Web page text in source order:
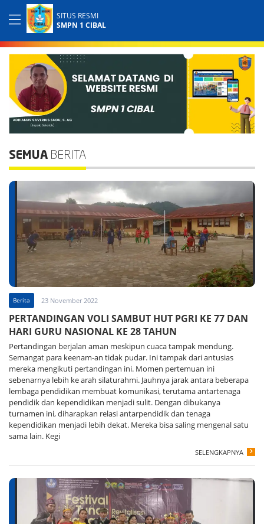
SITUS RESMI
SMPN 1 CIBAL
SEMUA BERITA
Berita 23 November 2022
PERTANDINGAN VOLI SAMBUT HUT PGRI KE 77 DAN
HARI GURU NASIONAL KE 28 TAHUN
Pertandingan berjalan aman meskipun cuaca tampak mendung.
Semangat para keenam-an tidak pudar. Ini tampak dari antusias
mereka mengikuti pertandingan ini. Momen pertemuan ini
sebenarnya lebih ke arah silaturahmi. Jauhnya jarak antara beberapa
lembaga pendidikan membuat komunikasi, terutama antartenaga
pendidik dan kependidikan menjadi sulit. Dengan dibukanya
turnamen ini, diharapkan relasi antarpendidik dan tenaga
kependidikan menjadi lebih dekat. Mereka bisa saling mengenal satu
sama lain. Kegi
SELENGKAPNYA